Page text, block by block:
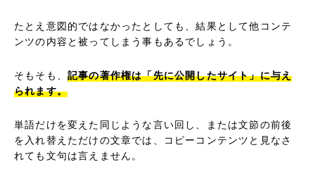
たとえ意図的ではなかったとしても、結果として他コンテ
ンツの内容と被ってしまう事もあるでしょう。
そもそも、 記事の著作権は「先に公開したサイト」に与え
られます。
単語だけを変えた同じような言い回し、または文節の前後
を入れ替えただけの文章では、コピーコンテンツと見なさ
れても文句は言えません。